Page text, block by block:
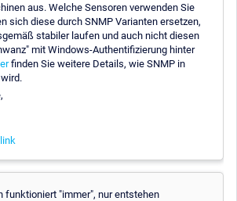
aus. Welche Sensoren verwenden Sie
sich diese durch SNMP Varianten ersetzen,
stabiler laufen und auch nicht diesen
mit Windows-Authentifizierung hinter
finden Sie weitere Details, wie SNMP in
funktioniert "immer", nur entstehen